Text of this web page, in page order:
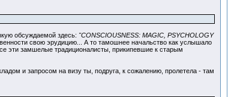
обсуждаемой здесь: "CONSCIOUSNESS: MAGIC, PSYCHOLOGY
свою эрудицию... А то тамошнее начальство как услышало
эти замшелые традиционалисты, прикипевшие к старым
и запросом на визу ты, подруга, к сожалению, пролетела - там